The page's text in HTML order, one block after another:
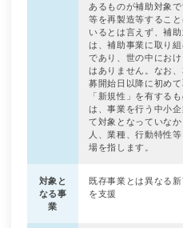
あるものが補助対象
等を再製造等するこ
いるとは言えず、補
は、補助事業に取り
であり、世の中にお
はありません。なお
募開始日以降に初め
「新規性」を有する
は、事業を行う中小
て対象となっていな
人、業種、行動特性
場を指します。
対象と
なる事
業
既存事業とは異なる
を支援